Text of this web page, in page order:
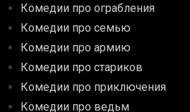
Комедии про ограбления
Комедии про семью
Комедии про армию
Комедии про стариков
Комедии про приключения
Комедии про ведьм